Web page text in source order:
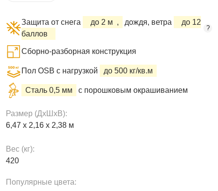
Защита от снега до 2 м , дождя, ветра
до 12
баллов
?
Сборно-разборная конструкция
Пол OSB с нагрузкой до 500 кг/кв.м
Сталь 0,5 мм с порошковым окрашиванием
Размер (ДxШxВ):
6,47 х 2,16 х 2,38 м
Вес (кг):
420
Популярные цвета: